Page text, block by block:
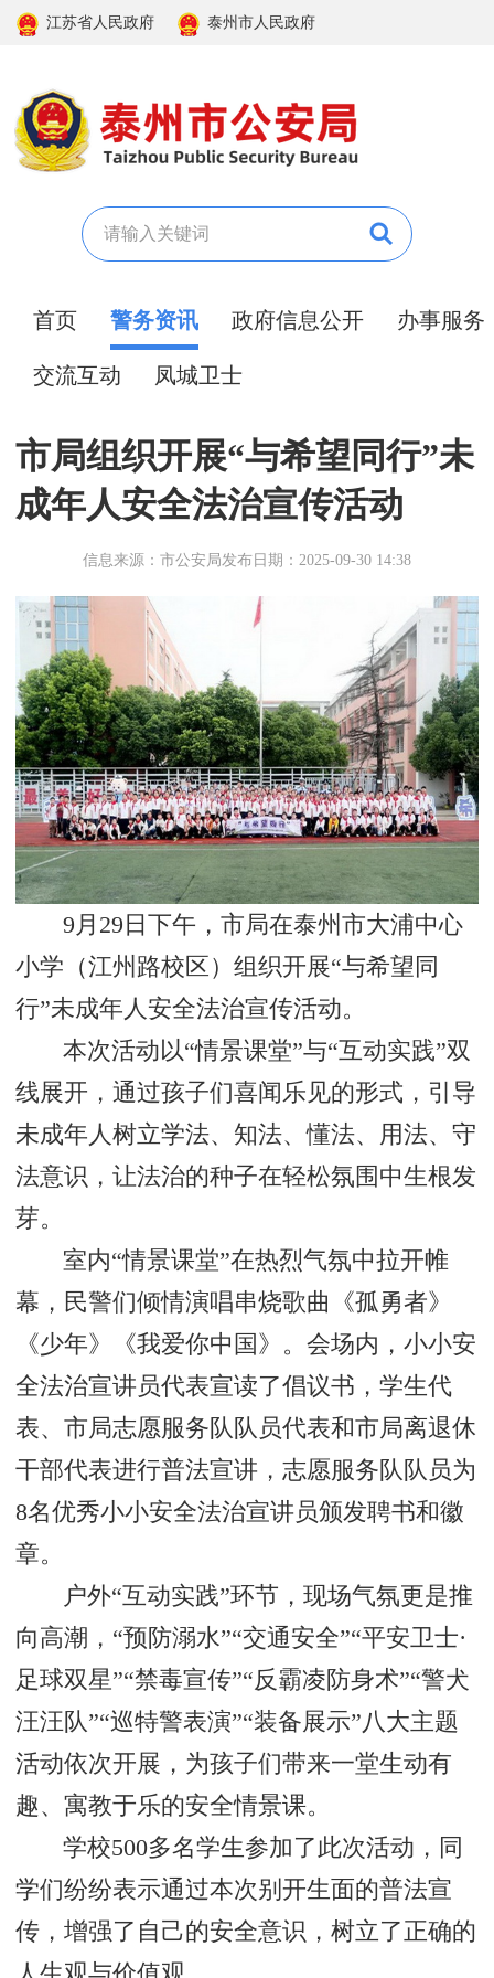
江苏省人民政府 泰州市人民政府
首页 警务资讯 政府信息公开 办事服务
交流互动 凤城卫士
市局组织开展“与希望同行”未
成年人安全法治宣传活动
信息来源：市公安局发布日期：2025-09-30 14:38
9月29日下午，市局在泰州市大浦中心
小学（江州路校区）组织开展“与希望同
行”未成年人安全法治宣传活动。
本次活动以“情景课堂”与“互动实践”双
线展开，通过孩子们喜闻乐见的形式，引导
未成年人树立学法、知法、懂法、用法、守
法意识，让法治的种子在轻松氛围中生根发
芽。
室内“情景课堂”在热烈气氛中拉开帷
幕，民警们倾情演唱串烧歌曲《孤勇者》
《少年》《我爱你中国》。会场内，小小安
全法治宣讲员代表宣读了倡议书，学生代
表、市局志愿服务队队员代表和市局离退休
干部代表进行普法宣讲，志愿服务队队员为
8名优秀小小安全法治宣讲员颁发聘书和徽
章。
户外“互动实践”环节，现场气氛更是推
向高潮，“预防溺水”“交通安全”“平安卫士·
足球双星”“禁毒宣传”“反霸凌防身术”“警犬
汪汪队”“巡特警表演”“装备展示”八大主题
活动依次开展，为孩子们带来一堂生动有
趣、寓教于乐的安全情景课。
学校500多名学生参加了此次活动，同
学们纷纷表示通过本次别开生面的普法宣
传，增强了自己的安全意识，树立了正确的